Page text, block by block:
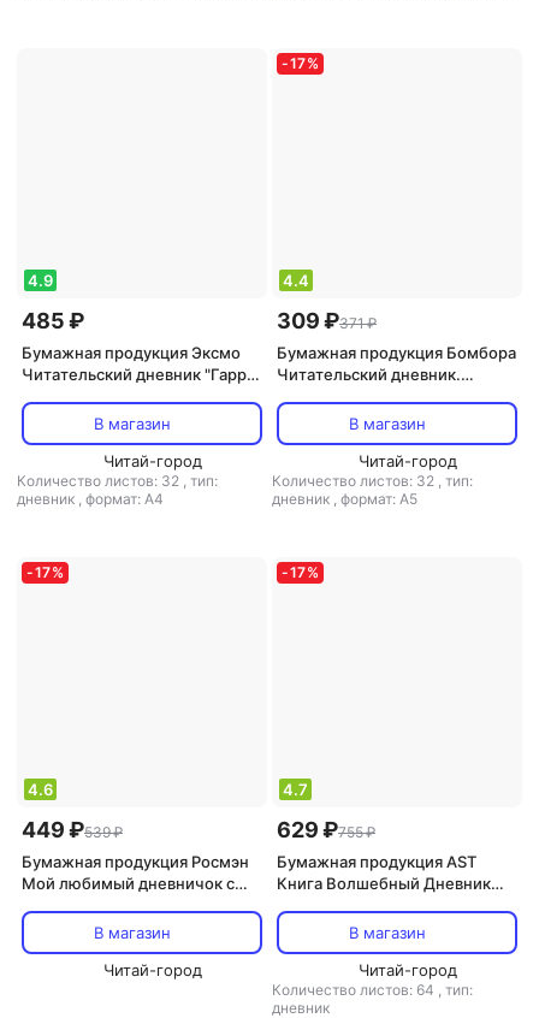
4.9
485 ₽
Бумажная продукция Эксмо
Читательский дневник "Гарри
наклейкамиВ магазин
Читай-город
Количество листов: 32 , тип:
дневник , формат: А4
-17%
4.4
309 ₽371 ₽
Бумажная продукция Бомбора
Читательский дневник.
вдохновение, 162х210, мягкая
обложка, 64 стр
В магазин
Читай-город
Количество листов: 32 , тип:
дневник , формат: А5
-17%
4.6
449 ₽539 ₽
Бумажная продукция Росмэн
Мой любимый дневничок с
В магазин
Читай-город
-17%
4.7
629 ₽755 ₽
Бумажная продукция AST
Книга Волшебный Дневник
В магазин
Читай-город
Количество листов: 64 , тип:
дневник